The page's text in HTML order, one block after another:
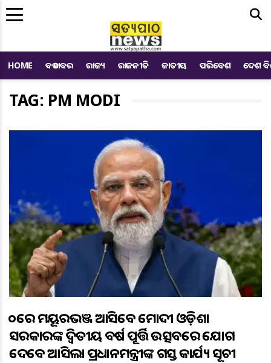
HOME ବଡ ଖବର ରାଜ୍ୟ ରାଜନୀତି ଜାତୀୟ ପରିବେଶ ଦେଶ
TAG: PM MODI
୨୦ରେ ମୟୂରଭଞ୍ଜ ଆସିବେ ମୋଦୀ ଓଡ଼ିଶା
ସରକାରଙ୍କ ଦ୍ବିତୀୟ ବର୍ଷ ପୂର୍ତ୍ତି ଉତ୍ସବରେ ଯୋଗ
ଦେବେ ଆସିଲା ପ୍ରଧାନମନ୍ତ୍ରୀଙ୍କ ଗସ୍ତ କାର୍ଯ୍ୟ ସୂଚୀ